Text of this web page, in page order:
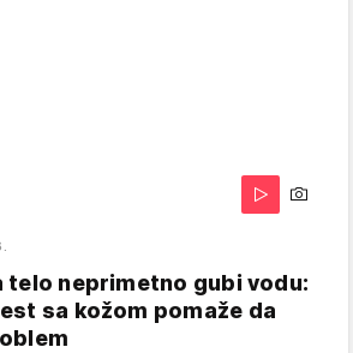
telo neprimetno gubi vodu:
sa kožom pomaže da